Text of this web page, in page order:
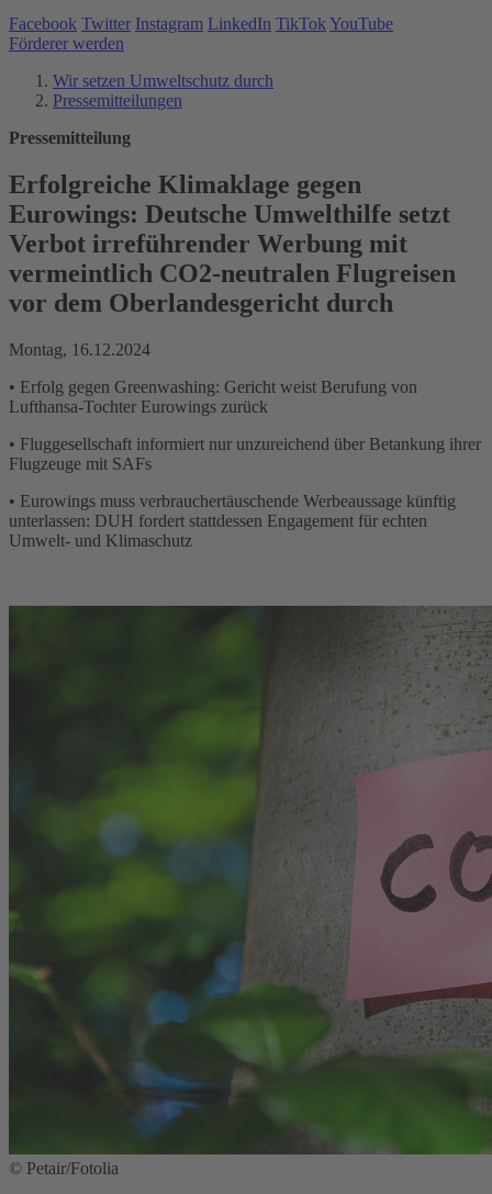
Facebook Twitter Instagram LinkedIn TikTok YouTube
Förderer werden
Wir setzen Umweltschutz durch
Pressemitteilungen
Pressemitteilung
Erfolgreiche Klimaklage gegen
Eurowings: Deutsche Umwelthilfe setzt
Verbot irreführender Werbung mit
vermeintlich CO2-neutralen Flugreisen
vor dem Oberlandesgericht durch
Montag, 16.12.2024
• Erfolg gegen Greenwashing: Gericht weist Berufung von
Lufthansa-Tochter Eurowings zurück
• Fluggesellschaft informiert nur unzureichend über Betankung ihrer
Flugzeuge mit SAFs
• Eurowings muss verbrauchertäuschende Werbeaussage künftig
unterlassen: DUH fordert stattdessen Engagement für echten
Umwelt- und Klimaschutz
© Petair/Fotolia